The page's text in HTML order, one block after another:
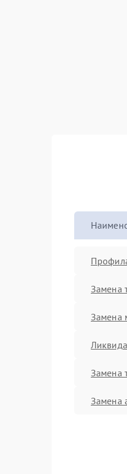
Замена
Замена
Замена
Замена